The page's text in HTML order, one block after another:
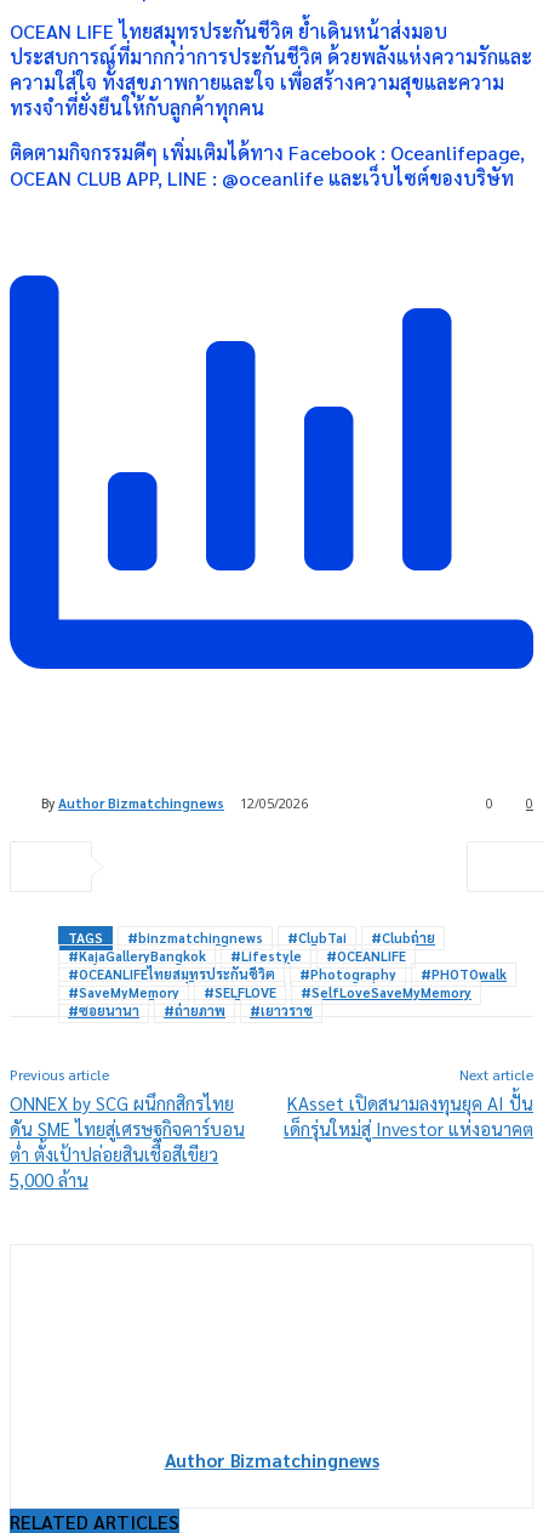
OCEAN LIFE ไทยสมุทรประกันชีวิต ย้ำเดินหน้าส่งมอบ
ประสบการณ์ที่มากกว่าการประกันชีวิต ด้วยพลังแห่งความรักและ
ความใส่ใจ ทั้งสุขภาพกายและใจ เพื่อสร้างความสุขและความ
ทรงจำที่ยั่งยืนให้กับลูกค้าทุกคน
ติดตามกิจกรรมดีๆ เพิ่มเติมได้ทาง Facebook : Oceanlifepage,
OCEAN CLUB APP, LINE : @oceanlife และเว็บไซต์ของบริษัท
By Author Bizmatchingnews 12/05/2026 0
0
TAGS #binzmatchingnews #ClubTai
#Clubถ่าย
#KajaGalleryBangkok
#Lifestyle
#OCEANLIFE
#OCEANLIFEไทยสมุทรประกันชีวิต
#Photography
#PHOTOwalk
#SaveMyMemory
#SELFLOVE
#SelfLoveSaveMyMemory
#ซอยนานา
#ถ่ายภาพ #เยาวราช
Previous article
ONNEX by SCG ผนึกกสิกรไทย
ดัน SME ไทยสู่เศรษฐกิจคาร์บอน
ต่ำ ตั้งเป้าปล่อยสินเชื่อสีเขียว
5,000 ล้าน
Next article
KAsset เปิดสนามลงทุนยุค AI ปั้น
เด็กรุ่นใหม่สู่ Investor แห่งอนาคต
Author Bizmatchingnews
RELATED ARTICLES